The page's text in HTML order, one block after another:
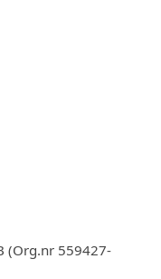
(Org.nr 559427-